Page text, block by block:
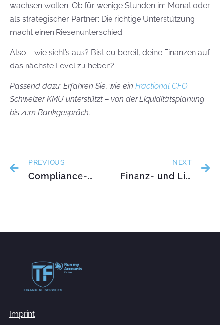
wachsen wollen. Ob für wenige Stunden im Monat oder
als strategischer Partner: Die richtige Unterstützung
macht einen Riesenunterschied.
Also – wie sieht’s aus? Bist du bereit, deine Finanzen auf
das nächste Level zu heben?
Passend dazu: Erfahren Sie, wie ein Fractional CFO
Schweizer KMU unterstützt – von der Liquiditätsplanung
bis zum Bankgespräch.
PREVIOUS
Compliance-Management im CFO-Fokus: Integration in IKS und Risikomanagement
NEXT
Finanz- und Liquiditätsplanung zur Vermeidung von Engpässen optimieren
Imprint